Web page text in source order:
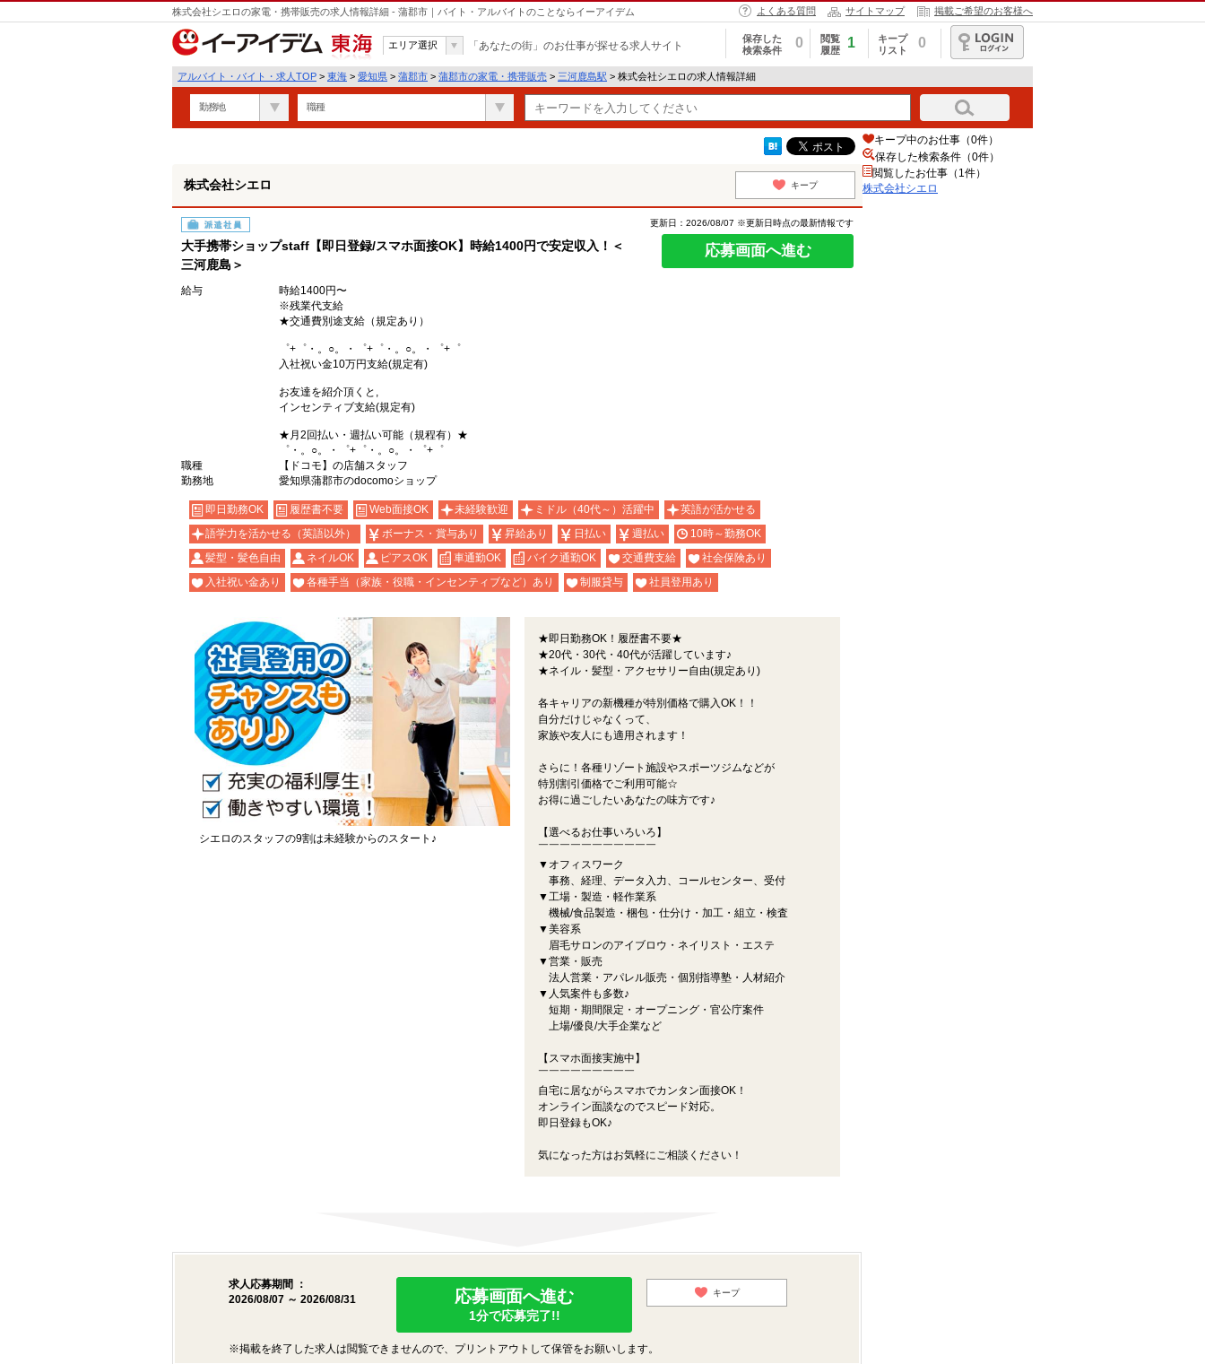
株式会社シエロの家電・携帯販売の求人情報詳細 - 蒲郡市｜バイト・アルバイトのことならイーアイデム よくある質問 サイトマップ 掲載ご希望のお客様へ
東海
エリア選択 「あなたの街」のお仕事が探せる求人サイト
保存した
検索条件
0
閲覧
履歴
1
キープ
リスト
0
ログイン
アルバイト・バイト・求人TOP > 東海 > 愛知県 > 蒲郡市 > 蒲郡市の家電・携帯販売 > 三河鹿島駅 > 株式会社シエロの求人情報詳細
勤務地 職種
株式会社シエロ キープ
派遣社員
大手携帯ショップstaff【即日登録/スマホ面接OK】時給1400円で安定収入！＜
三河鹿島＞
更新日：2026/08/07 ※更新日時点の最新情報です
応募画面へ進む
給与
時給1400円〜
※残業代支給
★交通費別途支給（規定あり）
゜+゜・。○。・゜+゜・。○。・゜+゜
入社祝い金10万円支給(規定有)
お友達を紹介頂くと,
インセンティブ支給(規定有)
★月2回払い・週払い可能（規程有）★
゜・。○。・゜+゜・。○。・゜+゜
職種
【ドコモ】の店舗スタッフ
勤務地
愛知県蒲郡市のdocomoショップ
即日勤務OK 履歴書不要 Web面接OK 未経験歓迎 ミドル（40代～）活躍中
英語が活かせる
語学力を活かせる（英語以外）
ボーナス・賞与あり 昇給あり 日払い 週払い
10時～勤務OK
髪型・髪色自由
ネイルOK ピアスOK 車通勤OK バイク通勤OK 交通費支給
社会保険あり
入社祝い金あり
各種手当（家族・役職・インセンティブなど）あり 制服貸与 社員登用あり
シエロのスタッフの9割は未経験からのスタート♪
★即日勤務OK！履歴書不要★
★20代・30代・40代が活躍しています♪
★ネイル・髪型・アクセサリー自由(規定あり)
各キャリアの新機種が特別価格で購入OK！！
自分だけじゃなくって、
家族や友人にも適用されます！
さらに！各種リゾート施設やスポーツジムなどが
特別割引価格でご利用可能☆
お得に過ごしたいあなたの味方です♪
【選べるお仕事いろいろ】
￣￣￣￣￣￣￣￣￣￣￣
▼オフィスワーク
事務、経理、データ入力、コールセンター、受付
▼工場・製造・軽作業系
機械/食品製造・梱包・仕分け・加工・組立・検査
▼美容系
眉毛サロンのアイブロウ・ネイリスト・エステ
▼営業・販売
法人営業・アパレル販売・個別指導塾・人材紹介
▼人気案件も多数♪
短期・期間限定・オープニング・官公庁案件
上場/優良/大手企業など
【スマホ面接実施中】
￣￣￣￣￣￣￣￣￣
自宅に居ながらスマホでカンタン面接OK！
オンライン面談なのでスピード対応。
即日登録もOK♪
気になった方はお気軽にご相談ください！
求人応募期間 ：
2026/08/07 ～ 2026/08/31
応募画面へ進む
1分で応募完了!!
キープ
※掲載を終了した求人は閲覧できませんので、プリントアウトして保管をお願いします。
キープ中のお仕事（0件）
保存した検索条件（0件）
閲覧したお仕事（1件）
株式会社シエロ